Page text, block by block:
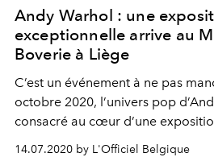
Andy Warhol : une
exceptionnelle arrive au
Boverie à Liège
C’est un événement à ne pas
octobre 2020, l’univers pop
consacré au cœur d’une
Musée de la Boverie à Liège.
14.07.2020 by L'Officiel Belgique